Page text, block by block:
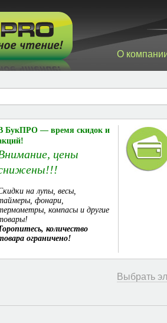
О
БукПРО — время скидок и
цены
на лупы, весы,
фонари,
компасы и другие
количество
ограничено!
Выбрать